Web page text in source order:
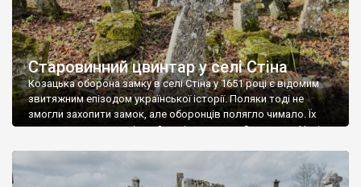
Старовинний цвинтар у селі Стіна
Козацька оборона замку в селі Стіна у 1651 році є відомим
звитяжним епізодом української історії. Поляки тоді не
змогли захопити замок, але оборонців полягло чимало. Їх
поховали на цвинтарі, який тоді називався Замковим. Нині на
ньому чимало хрестів 19 століття, є такі, де епітафії стер […]